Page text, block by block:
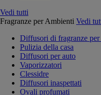
Vedi tutti
Fragranze per Ambienti Vedi
Diffusori di fragranze per
Pulizia della casa
Diffusori per auto
Vaporizzatori
Clessidre
Diffusori inaspettati
Ovali profumati